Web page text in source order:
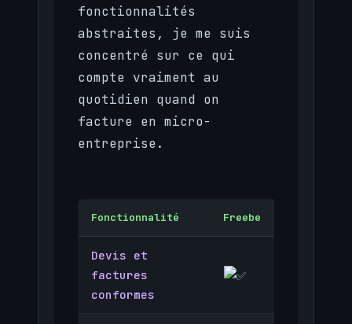
fonctionnalités
abstraites, je me suis
concentré sur ce qui
compte vraiment au
quotidien quand on
facture en micro-
entreprise.
Fonctionnalité Freebe
Devis et
factures
conformes